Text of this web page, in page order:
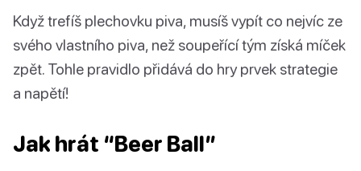
Když trefíš plechovku piva, musíš vypít co nejvíc ze
svého vlastního piva, než soupeřící tým získá míček
zpět. Tohle pravidlo přidává do hry prvek strategie
a napětí!
Jak hrát “Beer Ball”